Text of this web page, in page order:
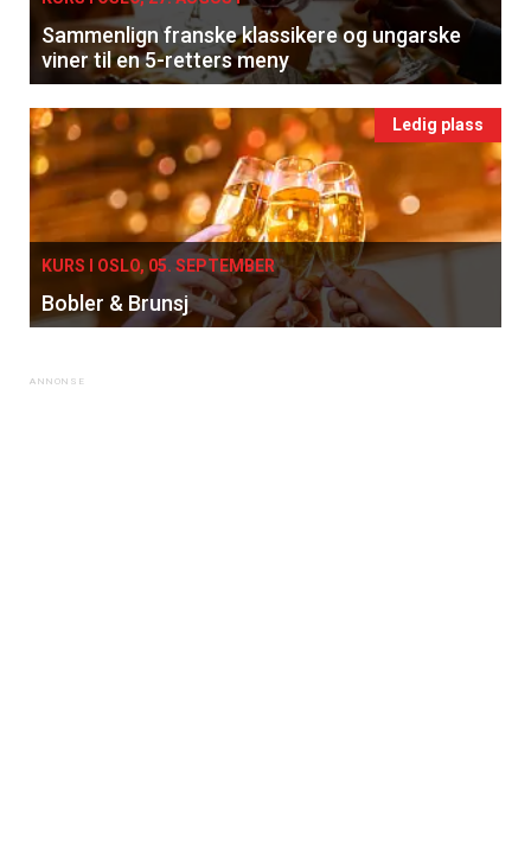
Sammenlign franske klassikere og ungarske
viner til en 5-retters meny
Ledig plass
KURS I OSLO, 05. SEPTEMBER
Bobler & Brunsj